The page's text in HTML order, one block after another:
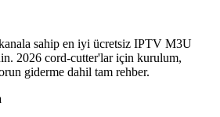
sahip en iyi ücretsiz IPTV M3U
2026 cord-cutter'lar için kurulum,
giderme dahil tam rehber.